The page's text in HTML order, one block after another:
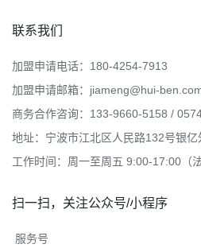
联系我们
加盟申请电话：180-4254-7913
加盟申请邮箱：jiameng@hui-
商务合作咨询：133-9660-5158 /
地址：宁波市江北区人民路132号银
工作时间：周一至周五 9:00-17:00（
扫一扫，关注公众号/小程序
服务号